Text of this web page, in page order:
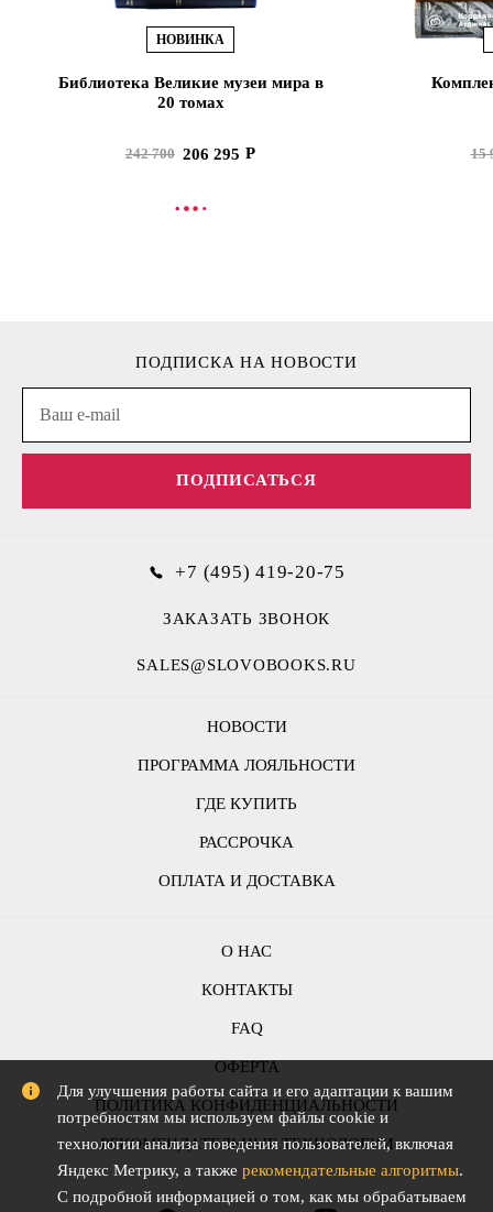
НОВИНКА
Библиотека Великие музеи мира в
20 томах
242 700 206 295
В КОРЗИНУ
15
НОВОСТИ
ПРОГРАММА ЛОЯЛЬНОСТИ
ГДЕ КУПИТЬ
РАССРОЧКА
ОПЛАТА И ДОСТАВКА
ПОДПИСКА НА НОВОСТИ
ПОДПИСАТЬСЯ
О НАС
КОНТАКТЫ
FAQ
ОФЕРТА
ПОЛИТИКА КОНФИДЕНЦИАЛЬНОСТИ
РЕКОМЕНДАТЕЛЬНЫЕ ТЕХНОЛОГИИ
+7 (495) 419-20-75
ЗАКАЗАТЬ ЗВОНОК
SALES@SLOVOBOOKS.RU
Для улучшения работы сайта и его адаптации к вашим
потребностям мы используем файлы cookie и
технологии анализа поведения пользователей, включая
Яндекс Метрику, а также рекомендательные алгоритмы.
С подробной информацией о том, как мы обрабатываем